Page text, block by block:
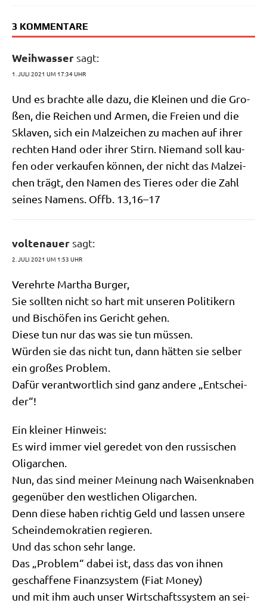
3 KOMMENTARE
Weihwasser sagt:
1. JULI 2021 UM 17:34 UHR
Und es brach­te alle dazu, die Klei­nen und die Gro­
ßen, die Rei­chen und Armen, die Frei­en und die
Skla­ven, sich ein Mal­zei­chen zu machen auf ihrer
rech­ten Hand oder ihrer Stirn. Nie­mand soll kau­
fen oder ver­kau­fen kön­nen, der nicht das Mal­zei­
chen trägt, den Namen des Tie­res oder die Zahl
sei­nes Namens. Offb. 13,16–17
voltenauer sagt:
2. JULI 2021 UM 1:53 UHR
Ver­ehr­te Mar­tha Burger,
Sie soll­ten nicht so hart mit unse­ren Poli­ti­kern
und Bischö­fen ins Gericht gehen.
Die­se tun nur das was sie tun müssen.
Wür­den sie das nicht tun, dann hät­ten sie sel­ber
ein gro­ßes Problem.
Dafür ver­ant­wort­lich sind ganz ande­re „Ent­schei­
der“!
Ein klei­ner Hinweis:
Es wird immer viel gere­det von den rus­si­schen
Oligarchen.
Nun, das sind mei­ner Mei­nung nach Wai­sen­kna­ben
gegen­über den west­li­chen Oligarchen.
Denn die­se haben rich­tig Geld und las­sen unse­re
Schein­de­mo­kra­tien regieren.
Und das schon sehr lange.
Das „Pro­blem“ dabei ist, dass das von ihnen
geschaf­fe­ne Finanz­sy­stem (Fiat Money)
und mit ihm auch unser Wirt­schafts­sy­stem an sei­